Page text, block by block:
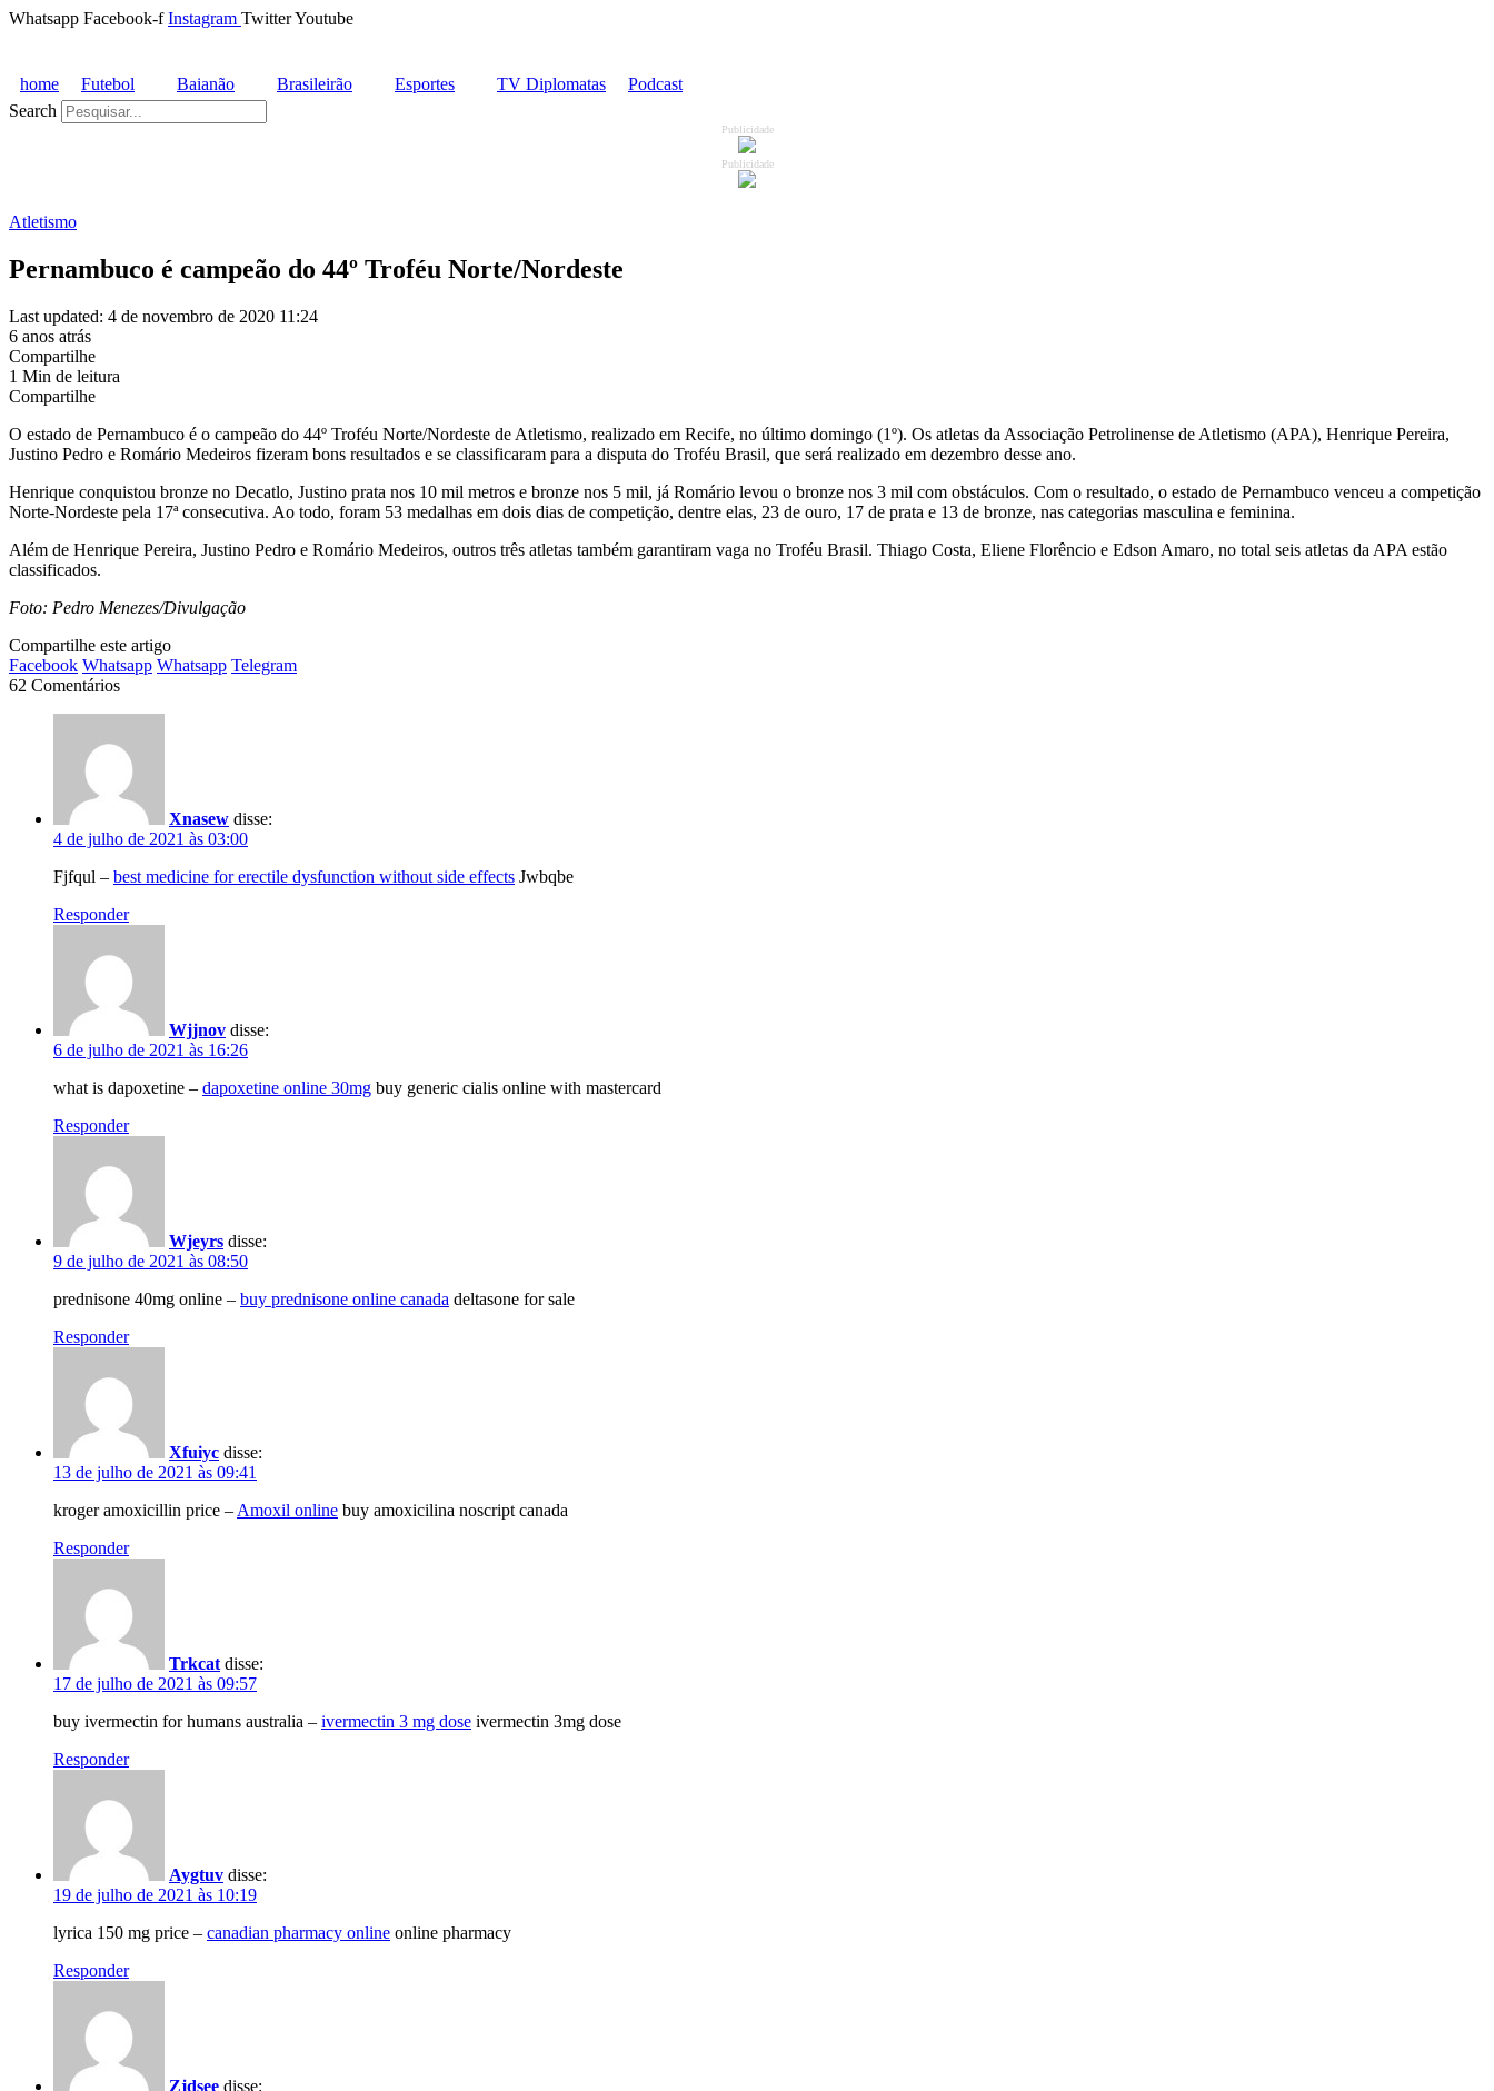
Whatsapp Facebook-f Instagram TwitterYoutube
home Futebol Baianão Brasileirão Esportes TV Diplomatas
Podcast
Search
Publicidade
Publicidade
Atletismo
Pernambuco é campeão do 44º Troféu Norte/Nordeste
Last updated: 4 de novembro de 2020 11:24
6 anos atrás
Compartilhe
1 Min de leitura
Compartilhe
O estado de Pernambuco é o campeão do 44º Troféu Norte/Nordeste de Atletismo, realizado em Recife, no último domingo (1º). Os atletas da Associação Petrolinense de Atletismo (APA), Henrique Pereira,
Justino Pedro e Romário Medeiros fizeram bons resultados e se classificaram para a disputa do Troféu Brasil, que será realizado em dezembro desse ano.
Henrique conquistou bronze no Decatlo, Justino prata nos 10 mil metros e bronze nos 5 mil, já Romário levou o bronze nos 3 mil com obstáculos. Com o resultado, o estado de Pernambuco venceu a competição
Norte-Nordeste pela 17ª consecutiva. Ao todo, foram 53 medalhas em dois dias de competição, dentre elas, 23 de ouro, 17 de prata e 13 de bronze, nas categorias masculina e feminina.
Além de Henrique Pereira, Justino Pedro e Romário Medeiros, outros três atletas também garantiram vaga no Troféu Brasil. Thiago Costa, Eliene Florêncio e Edson Amaro, no total seis atletas da APA estão
classificados.
Foto: Pedro Menezes/Divulgação
Compartilhe este artigo
Facebook Whatsapp Whatsapp Telegram
62 Comentários
Xnasew disse:
4 de julho de 2021 às 03:00
Fjfqul – best medicine for erectile dysfunction without side effects Jwbqbe
Responder
Wjjnov disse:
6 de julho de 2021 às 16:26
what is dapoxetine – dapoxetine online 30mg buy generic cialis online with mastercard
Responder
Wjeyrs disse:
9 de julho de 2021 às 08:50
prednisone 40mg online – buy prednisone online canada deltasone for sale
Responder
Xfuiyc disse:
13 de julho de 2021 às 09:41
kroger amoxicillin price – Amoxil online buy amoxicilina noscript canada
Responder
Trkcat disse:
17 de julho de 2021 às 09:57
buy ivermectin for humans australia – ivermectin 3 mg dose ivermectin 3mg dose
Responder
Aygtuv disse:
19 de julho de 2021 às 10:19
lyrica 150 mg price – canadian pharmacy online online pharmacy
Responder
Zjdsee disse: